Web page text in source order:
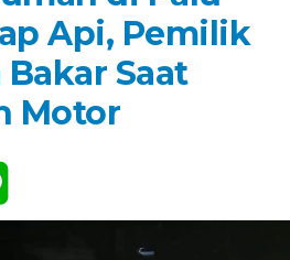
Api, Pemilik
Saat
Motor